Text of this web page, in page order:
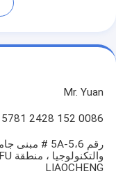
Mr. Yuan
0086 152 2428 5781
LIAOCHENG